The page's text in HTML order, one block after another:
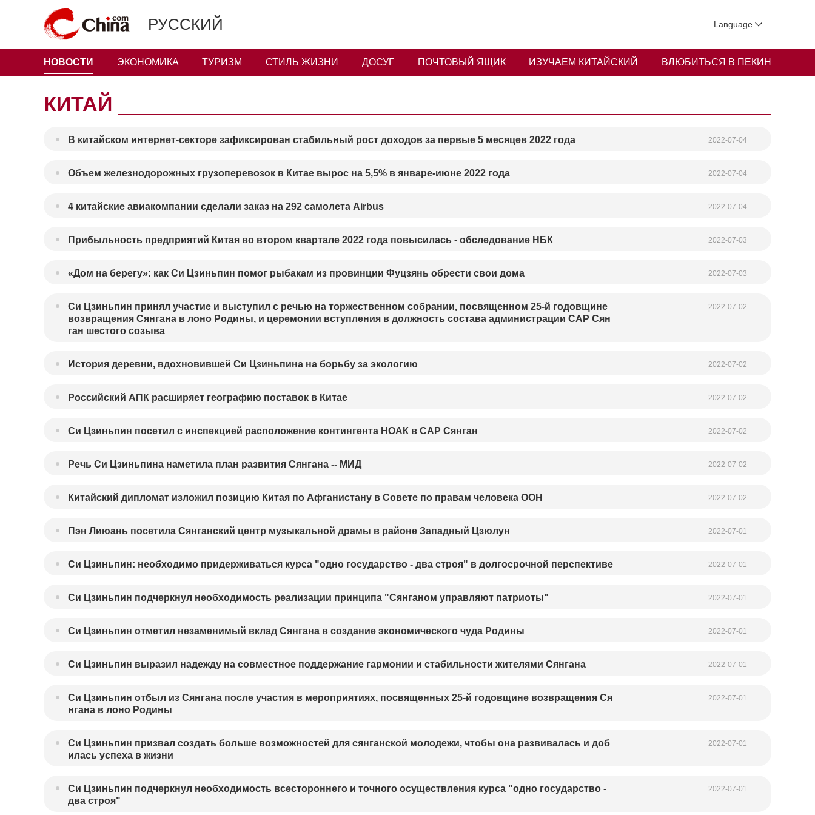
РУССКИЙ Language
НОВОСТИ ЭКОНОМИКА ТУРИЗМ СТИЛЬ ЖИЗНИ ДОСУГ ПОЧТОВЫЙ ЯЩИК ИЗУЧАЕМ КИТАЙСКИЙ ВЛЮБИТЬСЯ В ПЕКИН
КИТАЙ
В китайском интернет-секторе зафиксирован стабильный рост доходов за первые 5 месяцев 2022 года 2022-07-04
Объем железнодорожных грузоперевозок в Китае вырос на 5,5% в январе-июне 2022 года 2022-07-04
4 китайские авиакомпании сделали заказ на 292 самолета Airbus 2022-07-04
Прибыльность предприятий Китая во втором квартале 2022 года повысилась - обследование НБК 2022-07-03
«Дом на берегу»: как Си Цзиньпин помог рыбакам из провинции Фуцзянь обрести свои дома 2022-07-03
Си Цзиньпин принял участие и выступил с речью на торжественном собрании, посвященном 25-й годовщине
возвращения Сянгана в лоно Родины, и церемонии вступления в должность состава администрации САР Сян
ган шестого созыва
2022-07-02
История деревни, вдохновившей Си Цзиньпина на борьбу за экологию 2022-07-02
Российский АПК расширяет географию поставок в Китае 2022-07-02
Си Цзиньпин посетил с инспекцией расположение контингента НОАК в САР Сянган 2022-07-02
Речь Си Цзиньпина наметила план развития Сянгана -- МИД 2022-07-02
Китайский дипломат изложил позицию Китая по Афганистану в Совете по правам человека ООН 2022-07-02
Пэн Лиюань посетила Сянганский центр музыкальной драмы в районе Западный Цзюлун 2022-07-01
Си Цзиньпин: необходимо придерживаться курса "одно государство - два строя" в долгосрочной перспективе 2022-07-01
Си Цзиньпин подчеркнул необходимость реализации принципа "Сянганом управляют патриоты" 2022-07-01
Си Цзиньпин отметил незаменимый вклад Сянгана в создание экономического чуда Родины 2022-07-01
Си Цзиньпин выразил надежду на совместное поддержание гармонии и стабильности жителями Сянгана 2022-07-01
Си Цзиньпин отбыл из Сянгана после участия в мероприятиях, посвященных 25-й годовщине возвращения Ся
нгана в лоно Родины
2022-07-01
Си Цзиньпин призвал создать больше возможностей для сянганской молодежи, чтобы она развивалась и доб
илась успеха в жизни
2022-07-01
Си Цзиньпин подчеркнул необходимость всестороннего и точного осуществления курса "одно государство -
два строя"
2022-07-01